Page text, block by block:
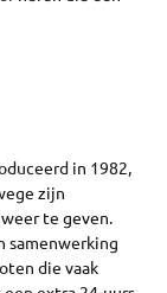
in 1982,
zijn
te geven.
samenwerking
die vaak